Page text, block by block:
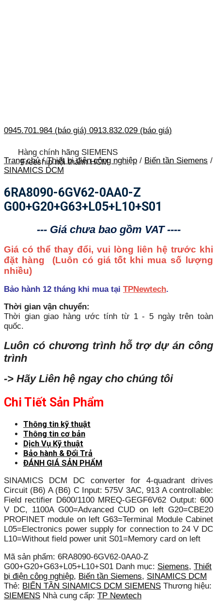
0945.701.984 (báo giá) 0913.832.029 (báo giá)
Hàng chính hãng SIEMENS
Freeship nội thành HCM
Trang chủ / Thiết bị điện công nghiệp / Biến tần Siemens /
SINAMICS DCM
6RA8090-6GV62-0AA0-Z
G00+G20+G63+L05+L10+S01
--- Giá chưa bao gồm VAT ----
Giá có thể thay đổi, vui lòng liên hệ trước khi
đặt hàng (Luôn có giá tốt khi mua số lượng
nhiều)
Bảo hành 12 tháng khi mua tại TPNewtech.
Thời gian vận chuyển:
Thời gian giao hàng ước tính từ 1 - 5 ngày trên toàn
quốc.
Luôn có chương trình hỗ trợ dự án công
trình
-> Hãy Liên hệ ngay cho chúng tôi
Chi Tiết Sản Phẩm
Thông tin kỹ thuật
Thông tin cơ bản
Dịch Vụ Kỹ thuật
Bảo hành & Đổi Trả
ĐÁNH GIÁ SẢN PHẨM
SINAMICS DCM DC converter for 4-quadrant drives
Circuit (B6) A (B6) C Input: 575V 3AC, 913 A controllable:
Field rectifier D600/1100 MREQ-GEGF6V62 Output: 600
V DC, 1100A G00=Advanced CUD on left G20=CBE20
PROFINET module on left G63=Terminal Module Cabinet
L05=Electronics power supply for connection to 24 V DC
L10=Without field power unit S01=Memory card on left
Mã sản phẩm: 6RA8090-6GV62-0AA0-Z
G00+G20+G63+L05+L10+S01 Danh mục: Siemens, Thiết
bị điện công nghiệp, Biến tần Siemens, SINAMICS DCM
Thẻ: BIẾN TẦN SINAMICS DCM SIEMENS Thương hiệu:
SIEMENS Nhà cung cấp: TP Newtech